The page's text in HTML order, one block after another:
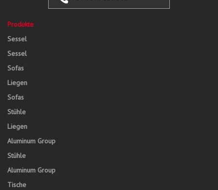
Produkte
Sessel
Sessel
Sofas
Liegen
Sofas
Stühle
Liegen
Aluminum Group
Stühle
Aluminum Group
Tische